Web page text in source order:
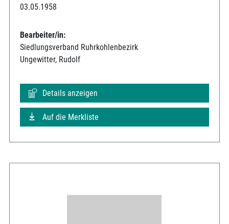
03.05.1958
Bearbeiter/in:
Siedlungsverband Ruhrkohlenbezirk
Ungewitter, Rudolf
Details anzeigen
Auf die Merkliste